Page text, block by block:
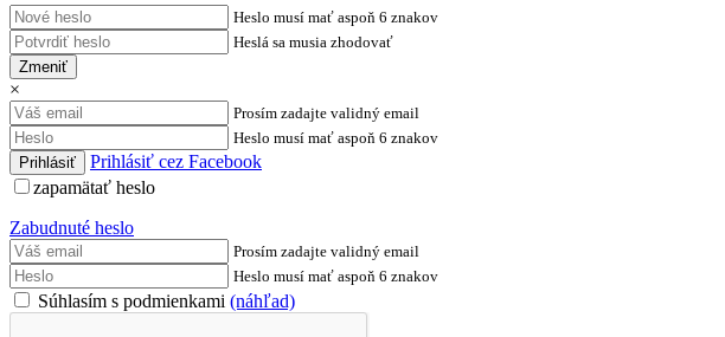
Heslo musí mať aspoň 6 znakov
Heslá sa musia zhodovať
Zmeniť
×
Prosím zadajte validný email
Heslo musí mať aspoň 6 znakov
Prihlásiť cez Facebook
zapamätať heslo
Zabudnuté heslo
Prosím zadajte validný email
Heslo musí mať aspoň 6 znakov
Súhlasím s podmienkami (náhľad)